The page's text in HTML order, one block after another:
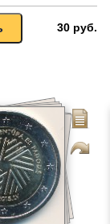
30 руб.